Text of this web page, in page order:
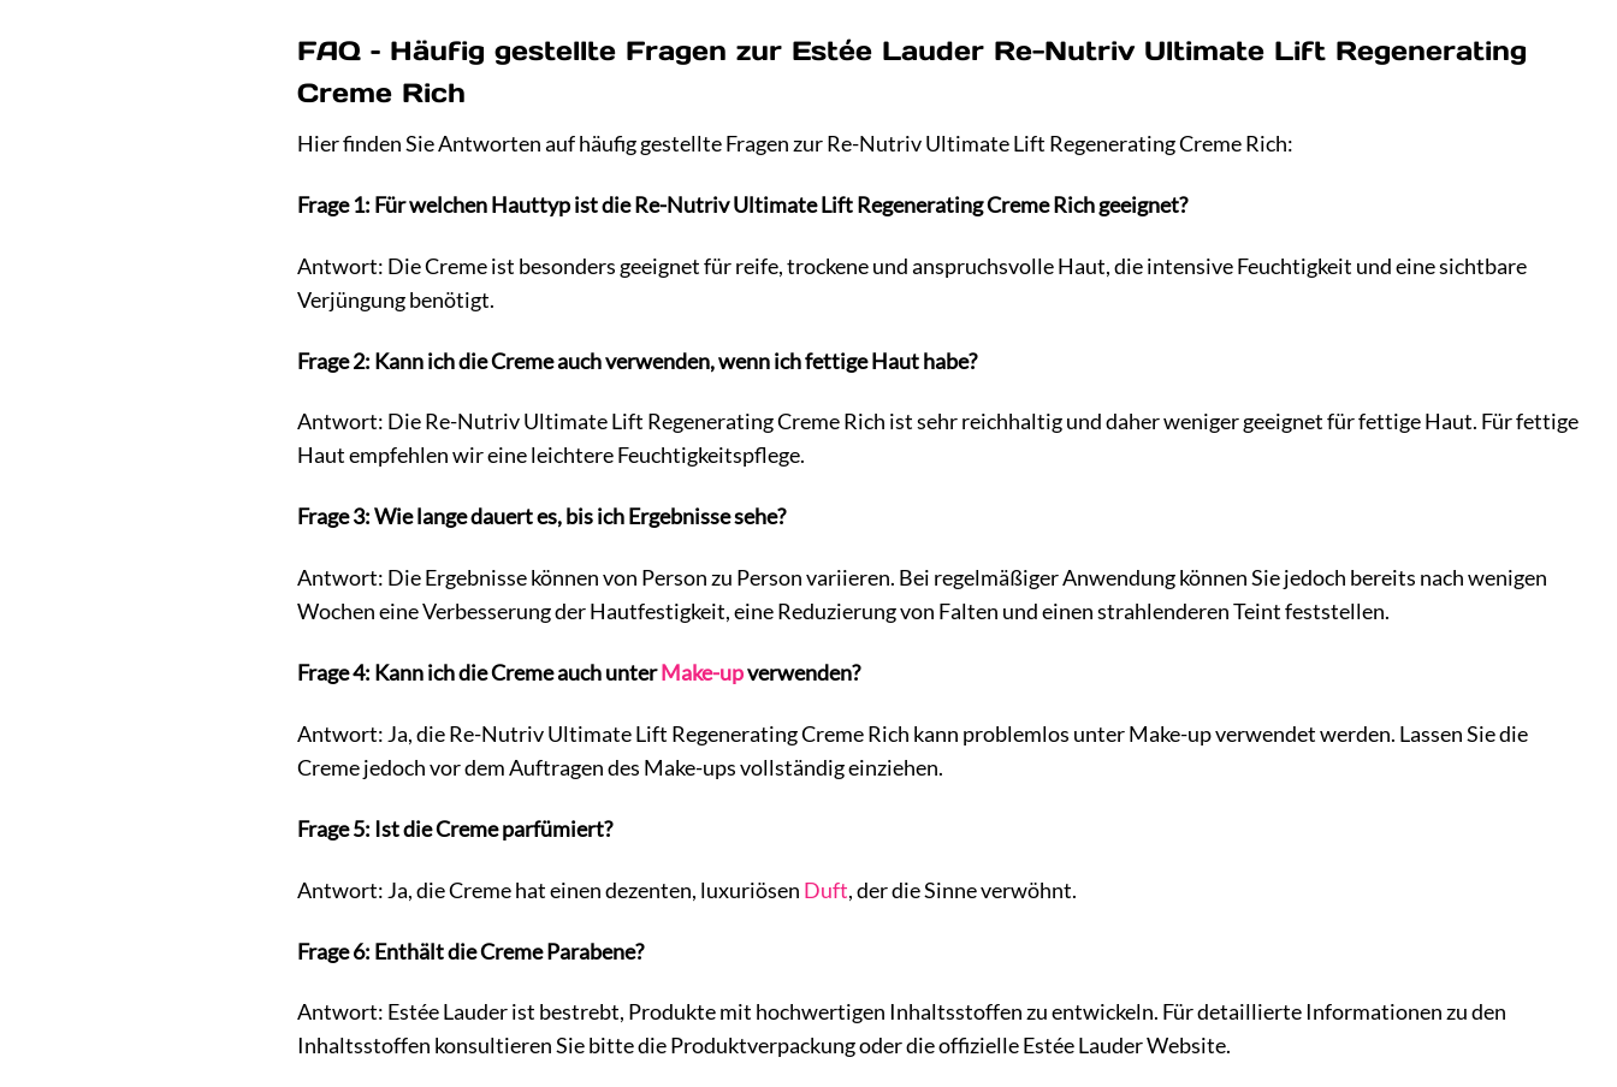
FAQ – Häufig gestellte Fragen zur Estée Lauder Re-Nutriv Ultimate Lift Regenerating
Creme Rich
Hier finden Sie Antworten auf häufig gestellte Fragen zur Re-Nutriv Ultimate Lift Regenerating Creme Rich:
Frage 1: Für welchen Hauttyp ist die Re-Nutriv Ultimate Lift Regenerating Creme Rich geeignet?
Antwort: Die Creme ist besonders geeignet für reife, trockene und anspruchsvolle Haut, die intensive Feuchtigkeit und eine sichtbare
Verjüngung benötigt.
Frage 2: Kann ich die Creme auch verwenden, wenn ich fettige Haut habe?
Antwort: Die Re-Nutriv Ultimate Lift Regenerating Creme Rich ist sehr reichhaltig und daher weniger geeignet für fettige Haut. Für fettige
Haut empfehlen wir eine leichtere Feuchtigkeitspflege.
Frage 3: Wie lange dauert es, bis ich Ergebnisse sehe?
Antwort: Die Ergebnisse können von Person zu Person variieren. Bei regelmäßiger Anwendung können Sie jedoch bereits nach wenigen
Wochen eine Verbesserung der Hautfestigkeit, eine Reduzierung von Falten und einen strahlenderen Teint feststellen.
Frage 4: Kann ich die Creme auch unterMake-upverwenden?
Antwort: Ja, die Re-Nutriv Ultimate Lift Regenerating Creme Rich kann problemlos unter Make-up verwendet werden. Lassen Sie die
Creme jedoch vor dem Auftragen des Make-ups vollständig einziehen.
Frage 5: Ist die Creme parfümiert?
Antwort: Ja, die Creme hat einen dezenten, luxuriösen Duft, der die Sinne verwöhnt.
Frage 6: Enthält die Creme Parabene?
Antwort: Estée Lauder ist bestrebt, Produkte mit hochwertigen Inhaltsstoffen zu entwickeln. Für detaillierte Informationen zu den
Inhaltsstoffen konsultieren Sie bitte die Produktverpackung oder die offizielle Estée Lauder Website.